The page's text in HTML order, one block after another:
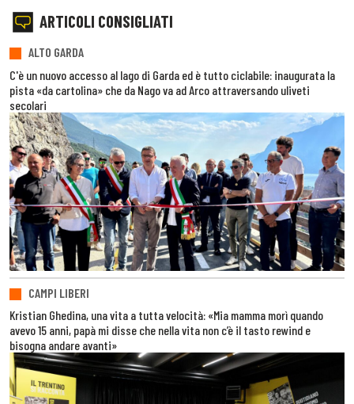
ARTICOLI CONSIGLIATI
ALTO GARDA
C'è un nuovo accesso al lago di Garda ed è tutto ciclabile: inaugurata la
pista «da cartolina» che da Nago va ad Arco attraversando uliveti
secolari
CAMPI LIBERI
Kristian Ghedina, una vita a tutta velocità: «Mia mamma morì quando
avevo 15 anni, papà mi disse che nella vita non c’è il tasto rewind e
bisogna andare avanti»